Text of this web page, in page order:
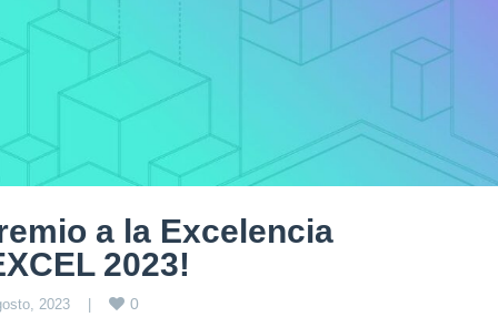
a la Excelencia
2023!
2023 0